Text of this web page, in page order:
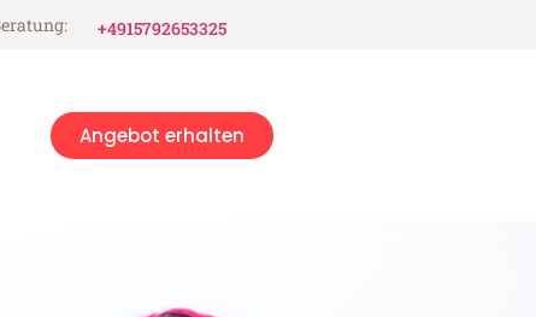
+4915792653325
Angebot erhalten